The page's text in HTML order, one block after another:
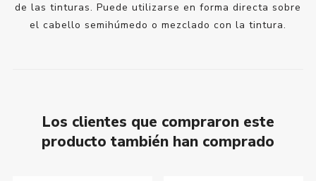
de las tinturas. Puede utilizarse en forma directa sobre
el cabello semihúmedo o mezclado con la tintura.
Los clientes que compraron este
producto también han comprado